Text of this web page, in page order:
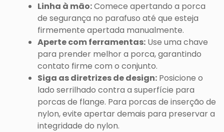
Linha à mão:Comece apertando a porca
de segurança no parafuso até que esteja
firmemente apertada manualmente.
Aperte com ferramentas: Use uma chave
para prender melhor a porca, garantindo
contato firme com o conjunto.
Siga as diretrizes de design: Posicione o
lado serrilhado contra a superfície para
porcas de flange. Para porcas de inserção de
nylon, evite apertar demais para preservar a
integridade do nylon.